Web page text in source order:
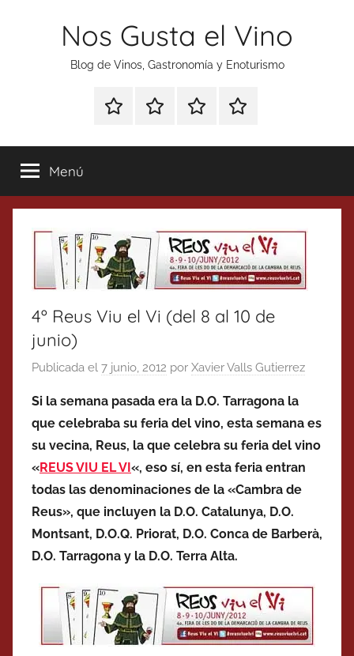
Nos Gusta el Vino
Blog de Vinos, Gastronomía y Enoturismo
Especial
Tonics
Enoturismo
Gastronomía
RankingContacto
Menú
4º Reus Viu el Vi (del 8 al 10 de
junio)
Publicada el 7 junio, 2012 por Xavier Valls Gutierrez
Si la semana pasada era la D.O. Tarragona la
que celebraba su feria del vino, esta semana es
su vecina, Reus, la que celebra su feria del vino
«REUS VIU EL VI «, eso sí, en esta feria entran
todas las denominaciones de la «Cambra de
Reus», que incluyen la D.O. Catalunya, D.O.
Montsant, D.O.Q. Priorat, D.O. Conca de Barberà,
D.O. Tarragona y la D.O. Terra Alta.